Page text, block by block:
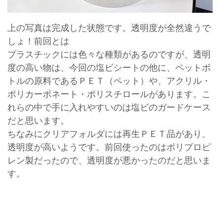
上の写真は完成した状態です。透明度が全然違うで
しょ！前回とは
プラスチックには色々な種類があるのですが、透明
度の高い物は、今回の塩ビシートの他に、ペットボ
トルの原料であるＰＥＴ（ペット）や、アクリル・
ポリカーボネート・ポリスチロールがあります。こ
れらの中で手に入れやすいのは塩ビのガードケース
だと思います。
ちなみにクリアフォルダには再生ＰＥＴ品があり、
透明度が高いようです。前回使ったのはポリプロピ
レン製だったので、透明度が悪かったのだと思いま
す。